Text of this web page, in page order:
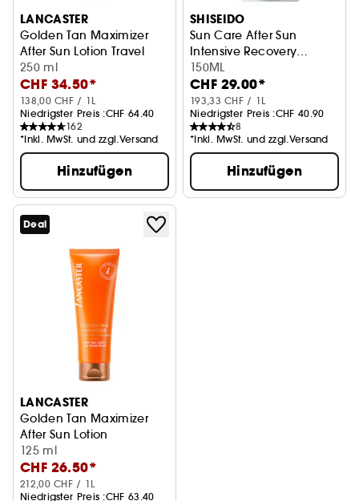
LANCASTER
Golden Tan Maximizer
After Sun Lotion Travel
250 ml
CHF 34.50*
138,00 CHF / 1L
Niedrigster Preis :CHF 64.40
162
*Inkl. MwSt. und zzgl.Versand
Hinzufügen
SHISEIDO
Sun Care After Sun
Intensive Recovery
Emulsion
150ML
CHF 29.00*
193,33 CHF / 1L
Niedrigster Preis :CHF 40.90
8
*Inkl. MwSt. und zzgl.Versand
Hinzufügen
Deal
LANCASTER
Golden Tan Maximizer
After Sun Lotion
125 ml
CHF 26.50*
212,00 CHF / 1L
Niedrigster Preis :CHF 63.40